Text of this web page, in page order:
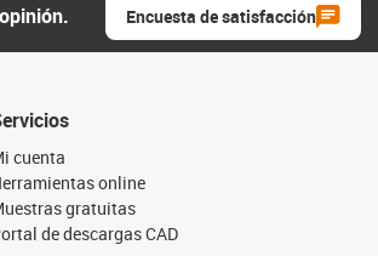
Encuesta de satisfacción
cuenta
online
gratuitas
de descargas CAD